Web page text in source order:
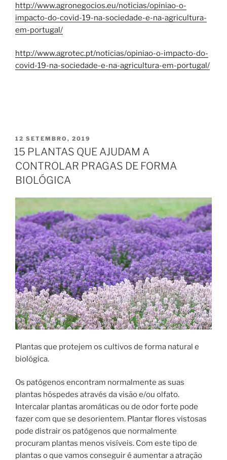
http://www.agronegocios.eu/noticias/opiniao-o-
impacto-do-covid-19-na-sociedade-e-na-agricultura-
em-portugal/
http://www.agrotec.pt/noticias/opiniao-o-impacto-do-
covid-19-na-sociedade-e-na-agricultura-em-portugal/
PUBLICADO
EM
12 SETEMBRO, 2019
15 PLANTAS QUE AJUDAM A
CONTROLAR PRAGAS DE FORMA
BIOLÓGICA
Plantas que protejem os cultivos de forma natural e
biológica.
Os patógenos encontram normalmente as suas
plantas hóspedes através da visão e/ou olfato.
Intercalar plantas aromáticas ou de odor forte pode
fazer com que se desorientem. Plantar flores vistosas
pode distrair os patógenos que normalmente
procuram plantas menos visíveis. Com este tipo de
plantas o que vamos conseguir é aumentar a atração